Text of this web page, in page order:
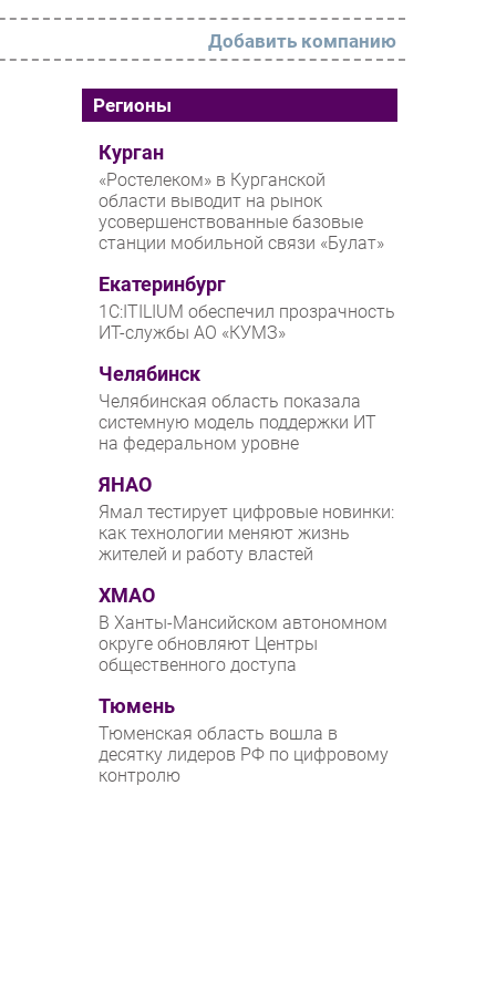
РАЗДЕЛЫ
Новости
Аналитика
Интервью
Проекты
IT класс
Тестовый стенд
Каталог компаний
Добавить компанию
Регионы
Курган
«Ростелеком» в Курганской
области выводит на рынок
усовершенствованные базовые
станции мобильной связи «Булат»
Екатеринбург
1С:ITILIUM обеспечил прозрачность
ИТ-службы АО «КУМЗ»
Челябинск
Челябинская область показала
системную модель поддержки ИТ
на федеральном уровне
ЯНАО
Ямал тестирует цифровые новинки:
как технологии меняют жизнь
жителей и работу властей
ХМАО
В Ханты-Мансийском автономном
округе обновляют Центры
общественного доступа
Тюмень
Тюменская область вошла в
десятку лидеров РФ по цифровому
контролю